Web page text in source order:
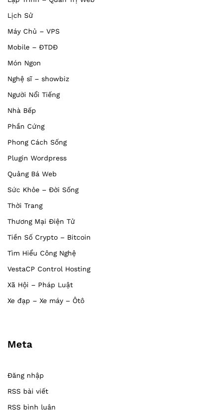
Lịch Sử
Máy Chủ – VPS
Mobile – ĐTDĐ
Món Ngon
Nghệ sĩ – showbiz
Người Nổi Tiếng
Nhà Bếp
Phần Cứng
Phong Cách Sống
Plugin Wordpress
Quảng Bá Web
Sức Khỏe – Đời Sống
Thời Trang
Thương Mại Điện Tử
Tiền Số Crypto – Bitcoin
Tìm Hiểu Công Nghệ
VestaCP Control Hosting
Xã Hội – Pháp Luật
Xe đạp – Xe máy – Ôtô
Meta
Đăng nhập
RSS bài viết
RSS bình luận